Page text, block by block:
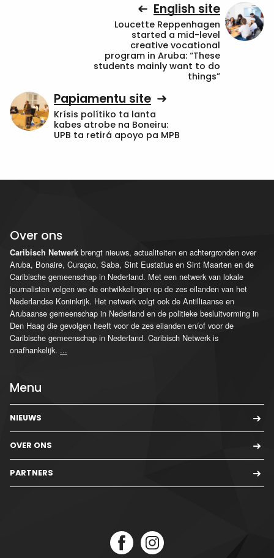
English site
Loucette Reppenhagen
started a mid-level
creative vocational
program in Aruba: “These
students mainly want to do
things”
Papiamentu site
Krísis polítiko ta lanta
kabes atrobe na Boneiru:
UPB ta retirá apoyo pa MPB
Over ons
Caribisch Netwerk brengt nieuws, actualiteiten en achtergronden over
Aruba, Bonaire, Curaçao, Saba, Sint Eustatius en Sint Maarten en de
Caribische gemeenschap in Nederland. Met een netwerk van lokale
journalisten volgen we de ontwikkelingen op de zes eilanden van het
Nederlandse Koninkrijk. Het netwerk volgt ook de Antilliaanse en
Arubaanse gemeenschap in Nederland en de politieke besluitvorming in
Den Haag die gevolgen heeft voor de zes eilanden en/of voor de
Caribische gemeenschap in Nederland. Caribisch Netwerk is
onafhankelijk. ...
Menu
NIEUWS
OVER ONS
PARTNERS